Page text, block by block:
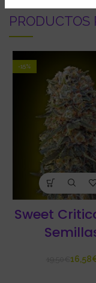
PRODUCTOS
-15%
Sweet
16,58